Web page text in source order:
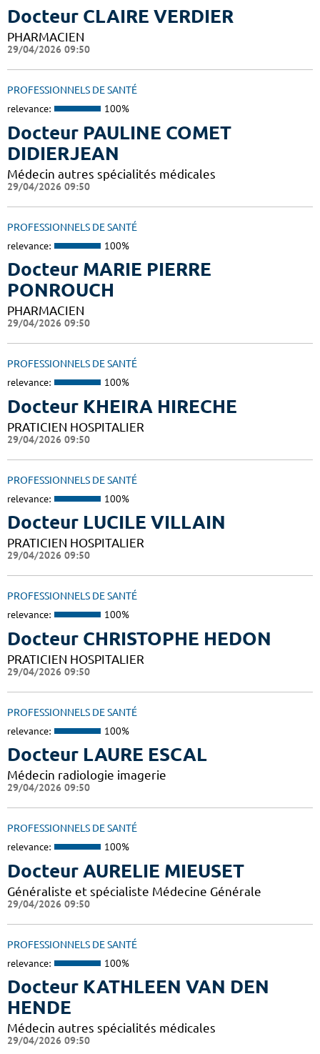
Docteur CLAIRE VERDIER
PHARMACIEN
29/04/2026 09:50
PROFESSIONNELS DE SANTÉ
relevance: 100%
Docteur PAULINE COMET
DIDIERJEAN
Médecin autres spécialités médicales
29/04/2026 09:50
PROFESSIONNELS DE SANTÉ
relevance: 100%
Docteur MARIE PIERRE
PONROUCH
PHARMACIEN
29/04/2026 09:50
PROFESSIONNELS DE SANTÉ
relevance: 100%
Docteur KHEIRA HIRECHE
PRATICIEN HOSPITALIER
29/04/2026 09:50
PROFESSIONNELS DE SANTÉ
relevance: 100%
Docteur LUCILE VILLAIN
PRATICIEN HOSPITALIER
29/04/2026 09:50
PROFESSIONNELS DE SANTÉ
relevance: 100%
Docteur CHRISTOPHE HEDON
PRATICIEN HOSPITALIER
29/04/2026 09:50
PROFESSIONNELS DE SANTÉ
relevance: 100%
Docteur LAURE ESCAL
Médecin radiologie imagerie
29/04/2026 09:50
PROFESSIONNELS DE SANTÉ
relevance: 100%
Docteur AURELIE MIEUSET
Généraliste et spécialiste Médecine Générale
29/04/2026 09:50
PROFESSIONNELS DE SANTÉ
relevance: 100%
Docteur KATHLEEN VAN DEN
HENDE
Médecin autres spécialités médicales
29/04/2026 09:50